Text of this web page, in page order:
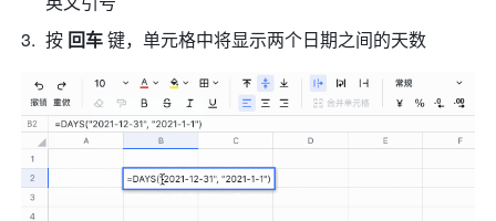
按 回车 键，单元格中将显示两个日期之间的天数